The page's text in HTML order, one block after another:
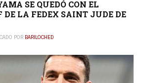
SE QUEDÓ CON EL
DE LA FEDEX SAINT JUDE DE
POR BARILOCHED